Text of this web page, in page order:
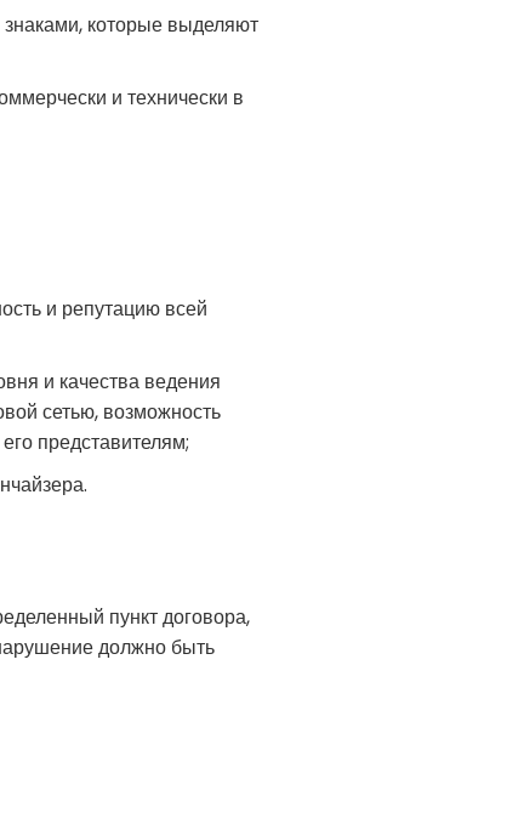
которые выделяют
и технически в
и репутацию всей
и качества ведения
сетью, возможность
представителям;
пункт договора,
должно быть